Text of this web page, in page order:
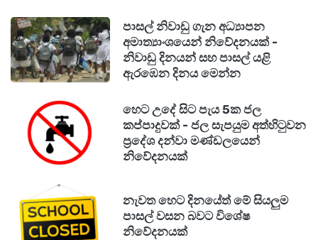
පාසල් නිවාඩු ගැන අධ්‍යාපන
අමාත්‍යාංශයෙන් නිවේදනයක් -
නිවාඩු දිනයන් සහ පාසල් යළි
ඇරඹෙන දිනය මෙන්න
හෙට උදේ සිට පැය 5ක ජල
කප්පාදුවක් - ජල සැපයුම අත්හිටුවන
ප්‍රදේශ දන්වා මණ්ඩලයෙන්
නිවේදනයක්
නැවත හෙට දිනයේත් මේ සියලුම
පාසල් වසන බවට විශේෂ
නිවේදනයක්